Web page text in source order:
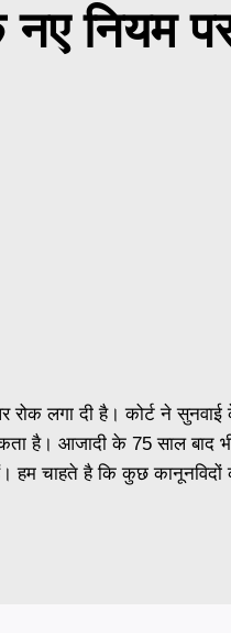
नियम
लगा दी है। कोर्ट ने सुनवाई
है। आजादी के 75 साल बाद
चाहते है कि कुछ कानूनविदों